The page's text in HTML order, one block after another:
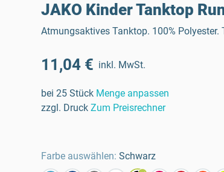
JAKO Kinder Tanktop
Atmungsaktives Tanktop. 100% Polyester.
11,04 € inkl. MwSt.
bei 25 Stück Menge anpassen
zzgl. Druck Zum Preisrechner
Farbe auswählen: Schwarz